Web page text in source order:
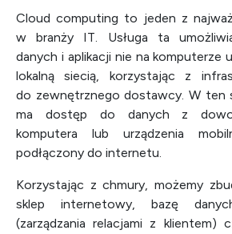
Cloud computing to jeden z
w branży IT. Usługa ta
danych i aplikacji nie na komputerze
lokalną siecią, korzystając z
do zewnętrznego dostawcy. W ten
ma dostęp do danych z
komputera lub urządzenia
podłączony do internetu.
Korzystając z chmury, możemy
sklep internetowy, bazę
(zarządzania relacjami z klientem)